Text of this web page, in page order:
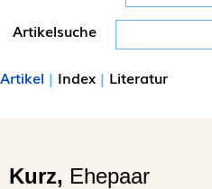
Artikelsuche
Artikel | Index | Literatur
Kurz, Ehepaar